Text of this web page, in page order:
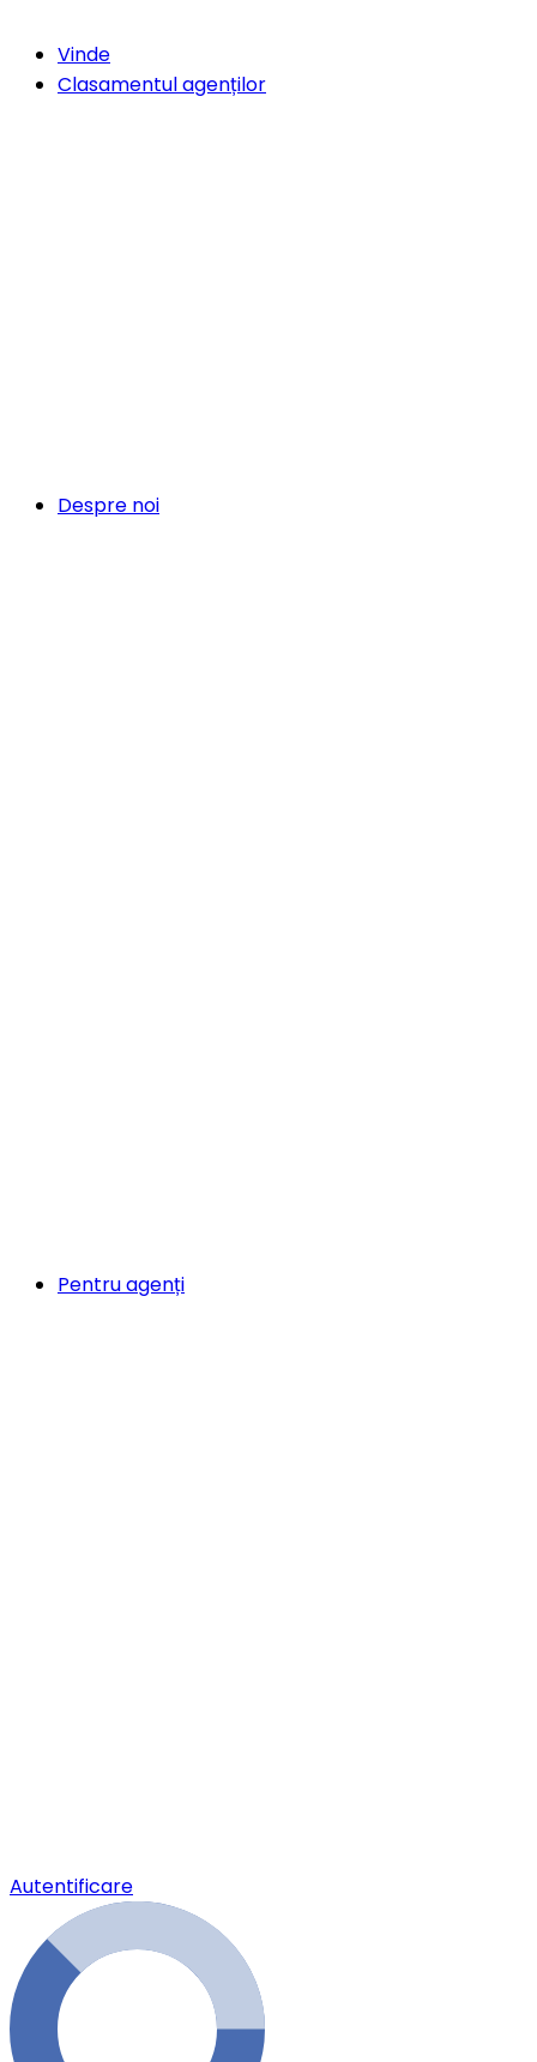
Vinde
Clasamentul agenților
Despre noi
Pentru agenți
Autentificare